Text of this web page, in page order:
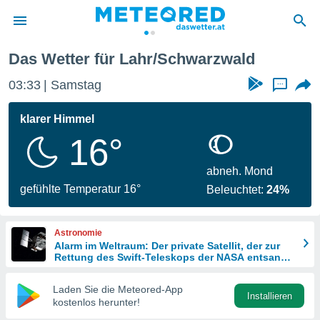
wurde
dass
sind.
diese
Das Wetter für Lahr/Schwarzwald
03:33 Samstag ...
klarer Himmel
16°
gefühlte Temperatur 16°
abneh. Mond
Beleuchtet:24%
Astronomie
Alarm im Weltraum: Der private Satellit, der zur
Rettung des Swift-Teleskops der NASA entsandt
Laden Sie die Meteored-App
kostenlos herunter!
Installieren